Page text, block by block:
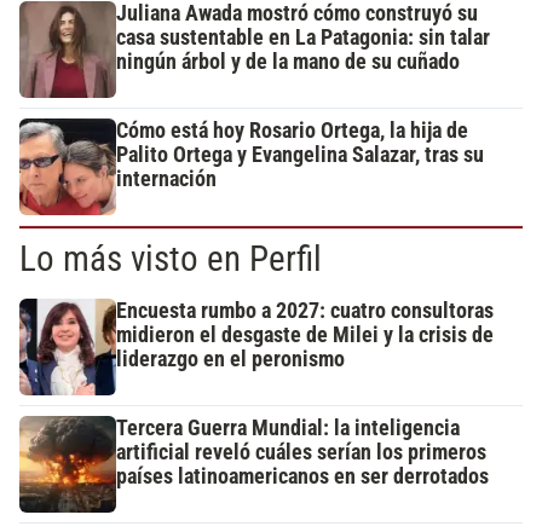
Juliana Awada mostró cómo construyó su
casa sustentable en La Patagonia: sin talar
ningún árbol y de la mano de su cuñado
Cómo está hoy Rosario Ortega, la hija de
Palito Ortega y Evangelina Salazar, tras su
internación
Lo más visto en Perfil
Encuesta rumbo a 2027: cuatro consultoras
midieron el desgaste de Milei y la crisis de
liderazgo en el peronismo
Tercera Guerra Mundial: la inteligencia
artificial reveló cuáles serían los primeros
países latinoamericanos en ser derrotados